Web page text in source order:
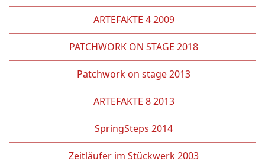
ARTEFAKTE 4 2009
PATCHWORK ON STAGE 2018
Patchwork on stage 2013
ARTEFAKTE 8 2013
SpringSteps 2014
Zeitläufer im Stückwerk 2003